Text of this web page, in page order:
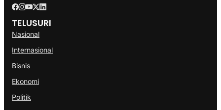
TELUSURI
Nasional
Internasional
Bisnis
Ekonomi
Politik